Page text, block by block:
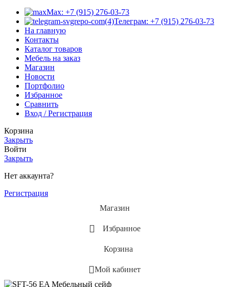
Max: +7 (915) 276-03-73
Телеграм: +7 (915) 276-03-73
На главную
Контакты
Каталог товаров
Мебель на заказ
Магазин
Новости
Портфолио
Избранное
Сравнить
Вход / Регистрация
Корзина
Закрыть
Войти
Закрыть
Нет аккаунта?
Регистрация
Магазин
Избранное
Корзина
Мой кабинет